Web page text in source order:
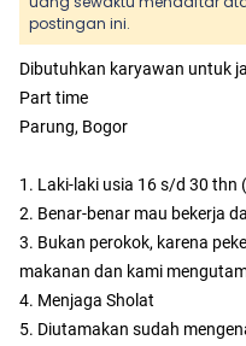
postingan ini.
Dibutuhkan karyawan untuk
Part time
Parung, Bogor
1. Laki-laki usia 16 s/d 30 thn
2. Benar-benar mau bekerja
3. Bukan perokok, karena
makanan dan kami
4. Menjaga Sholat
5. Diutamakan sudah